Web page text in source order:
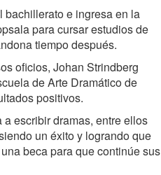
bachillerato e ingresa en la
para cursar estudios de
tiempo después.
oficios, Johan Strindberg
de Arte Dramático de
positivos.
a escribir dramas, entre ellos
un éxito y logrando que
beca para que continúe sus